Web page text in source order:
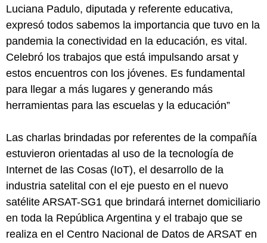
Luciana Padulo, diputada y referente educativa,
expresó todos sabemos la importancia que tuvo en la
pandemia la conectividad en la educación, es vital.
Celebró los trabajos que está impulsando arsat y
estos encuentros con los jóvenes. Es fundamental
para llegar a más lugares y generando más
herramientas para las escuelas y la educación”
Las charlas brindadas por referentes de la compañía
estuvieron orientadas al uso de la tecnología de
Internet de las Cosas (IoT), el desarrollo de la
industria satelital con el eje puesto en el nuevo
satélite ARSAT-SG1 que brindará internet domiciliario
en toda la República Argentina y el trabajo que se
realiza en el Centro Nacional de Datos de ARSAT en